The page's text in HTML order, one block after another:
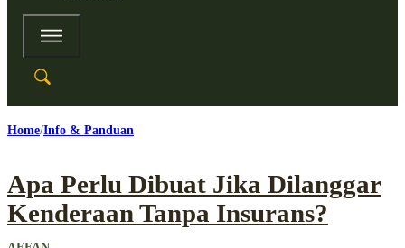
Home Info & Panduan
Apa Perlu Dibuat Jika Dilanggar
Kenderaan Tanpa Insurans?